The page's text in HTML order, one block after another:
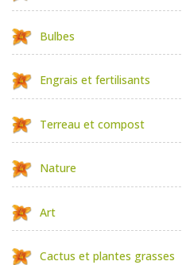
Bulbes
Engrais et fertilisants
Terreau et compost
Nature
Art
Cactus et plantes grasses